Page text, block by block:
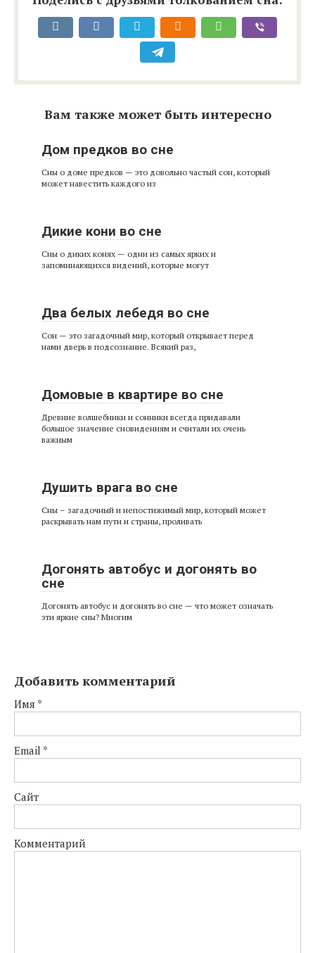
Вам также может быть интересно
Дом предков во сне
Сны о доме предков — это довольно частый сон, который
может навестить каждого из
Дикие кони во сне
Сны о диких конях — одни из самых ярких и
запоминающихся видений, которые могут
Два белых лебедя во сне
Сон — это загадочный мир, который открывает перед
нами дверь в подсознание. Всякий раз,
Домовые в квартире во сне
Древние волшебники и сонники всегда придавали
большое значение сновидениям и считали их очень
важным
Душить врага во сне
Сны – загадочный и непостижимый мир, который может
раскрывать нам пути и страны, проливать
Догонять автобус и догонять во
сне
Догонять автобус и догонять во сне — что может означать
эти яркие сны? Многим
Добавить комментарий
Имя *
Email *
Сайт
Комментарий